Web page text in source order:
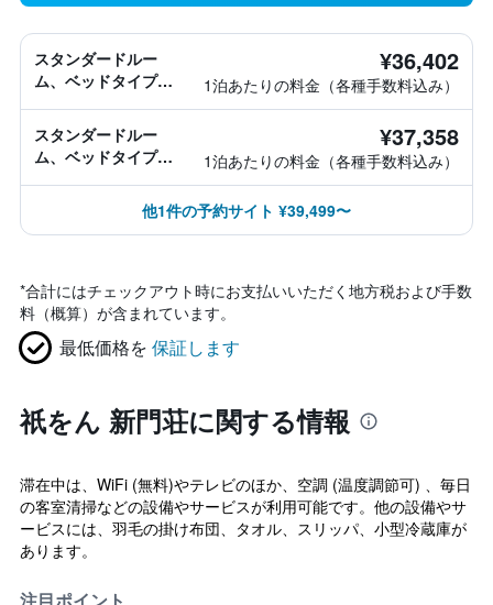
スタンダードルー
ム、ベッドタイプ情
¥36,402
1泊あたりの料金（各種手数料込み）
スタンダードルー
ム、ベッドタイプ情
¥37,358
1泊あたりの料金（各種手数料込み）
他1件の予約サイト ¥39,499〜
*合計にはチェックアウト時にお支払いいただく地方税および手数
料（概算）が含まれています。
最低価格を 保証します
祇をん 新門荘に関する情報
滞在中は、WiFi (無料)やテレビのほか、空調 (温度調節可) 、毎日
の客室清掃などの設備やサービスが利用可能です。他の設備やサ
ービスには、羽毛の掛け布団、タオル、スリッパ、小型冷蔵庫が
あります。
注目ポイント